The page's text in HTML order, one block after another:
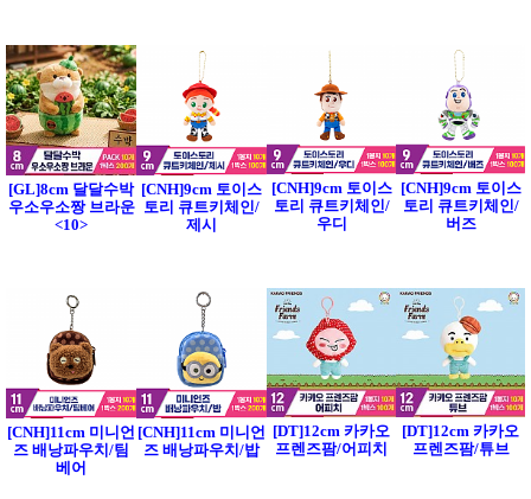
[GL]8cm 달달수박
우소우소짱 브라운
<10>
[CNH]9cm 토이스
토리 큐트키체인/
제시
[CNH]9cm 토이스
토리 큐트키체인/
우디
[CNH]9cm 토이스
토리 큐트키체인/
버즈
[CNH]11cm 미니언
즈 배낭파우치/팀
베어
[CNH]11cm 미니언
즈 배낭파우치/밥
[DT]12cm 카카오
프렌즈팜/어피치
[DT]12cm 카카오
프렌즈팜/튜브